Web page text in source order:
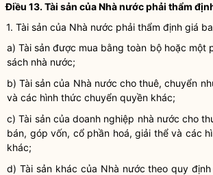
Điều 13. Tài sản củaNhà nướcphải thẩm
1. Tài sản của Nhà nước phải thẩm định giá
a) Tài sản được mua bằng toàn bộ hoặc một
sách nhà nước;
b) Tài sản của Nhà nước cho thuê, chuyển
và các hình thức chuyển quyền khác;
c) Tài sản của doanh nghiệp nhà nước cho
bán, góp vốn, cổ phần hoá, giải thể và các
khác;
d) Tài sản khác của Nhà nước theo quy